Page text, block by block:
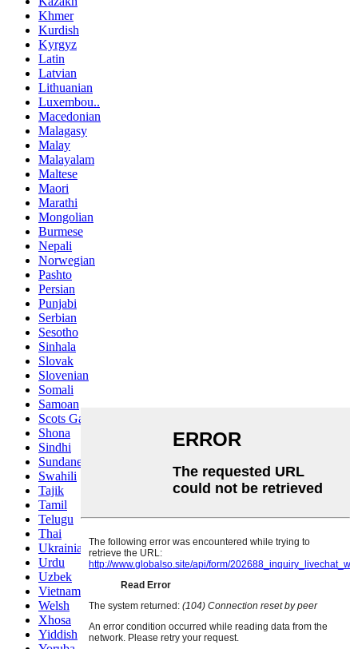
Khmer
Kurdish
Kyrgyz
Latin
Latvian
Lithuanian
Luxembou..
Macedonian
Malagasy
Malay
Malayalam
Maltese
Maori
Marathi
Mongolian
Burmese
Nepali
Norwegian
Pashto
Persian
Punjabi
Serbian
Sesotho
Sinhala
Slovak
Slovenian
Somali
Samoan
Scots Gaelic
Shona
Sindhi
Sundanese
Swahili
Tajik
Tamil
Telugu
Thai
Ukrainian
Urdu
Uzbek
Vietnamese
Welsh
Xhosa
Yiddish